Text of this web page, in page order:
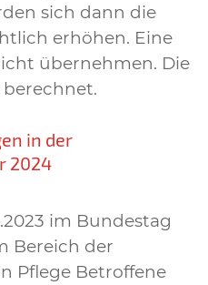
sich dann die
erhöhen. Eine
übernehmen. Die
in der
2024
im Bundestag
Bereich der
Pflege Betroffene